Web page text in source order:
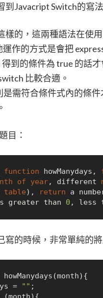
到Javacript Switch的寫
樣的，這兩種語法在使
作的方式是會把
得到的條件為 true 的話
比較合適。
是需符合條件式內的條
目：
function howManydays,
of year, different
table), return a
greater than 0 , less
寫的時候，非常單純的
= "" ;